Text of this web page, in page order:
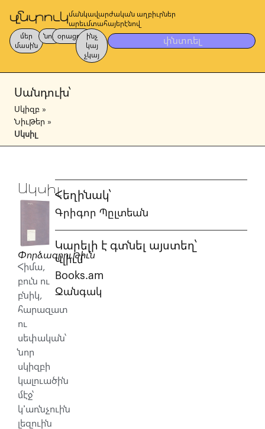
մանկավարժական աղբիւրներ
արեւմտահայերէնով
մեր
մասին
նոր օրացոյց
ինչ
կայ
չկայ
փնտռել
Սանդուխ՝
Սկիզբ »
Նիւթեր »
Սկսիլ
Սկսիլ
Փորձագրութիւն
Հիմա,
բուն ու
բնիկ,
հարազատ
ու
սեփական՝
նոր
սկիզբի
կալուածին
մէջ՝
կ՚առնչուին
լեզուին
Հեղինակ՝
Գրիգոր Պըլտեան
Կարելի է գտնել այստեղ՝
Վլիւմ
Books.am
Զանգակ